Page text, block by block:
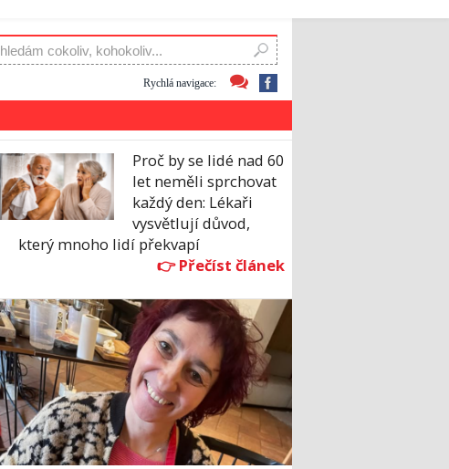
Rychlá navigace:
Proč by se lidé nad 60
let neměli sprchovat
každý den: Lékaři
vysvětlují důvod,
který mnoho lidí překvapí